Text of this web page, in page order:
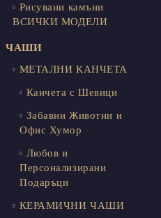
Рисувани камъни
ВСИЧКИ МОДЕЛИ
ЧАШИ
МЕТАЛНИ КАНЧЕТА
Канчета с Шевици
Забавни Животни и
Офис Хумор
Любов и
Персонализирани
Подаръци
КЕРАМИЧНИ ЧАШИ